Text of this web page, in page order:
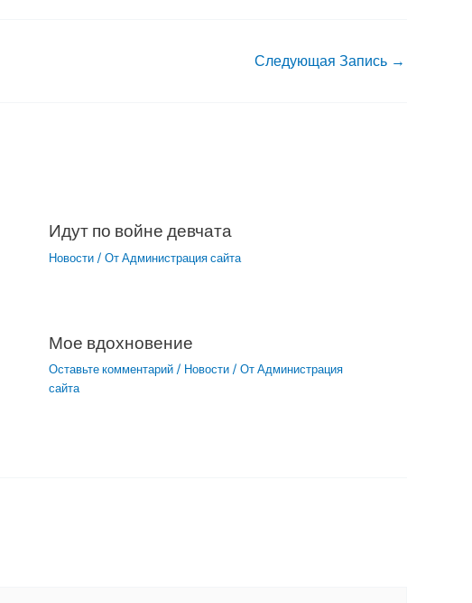
Следующая Запись →
Идут по войне девчата
Новости / ОтАдминистрация сайта
Мое вдохновение
Оставьте комментарий / Новости / ОтАдминистрация
сайта